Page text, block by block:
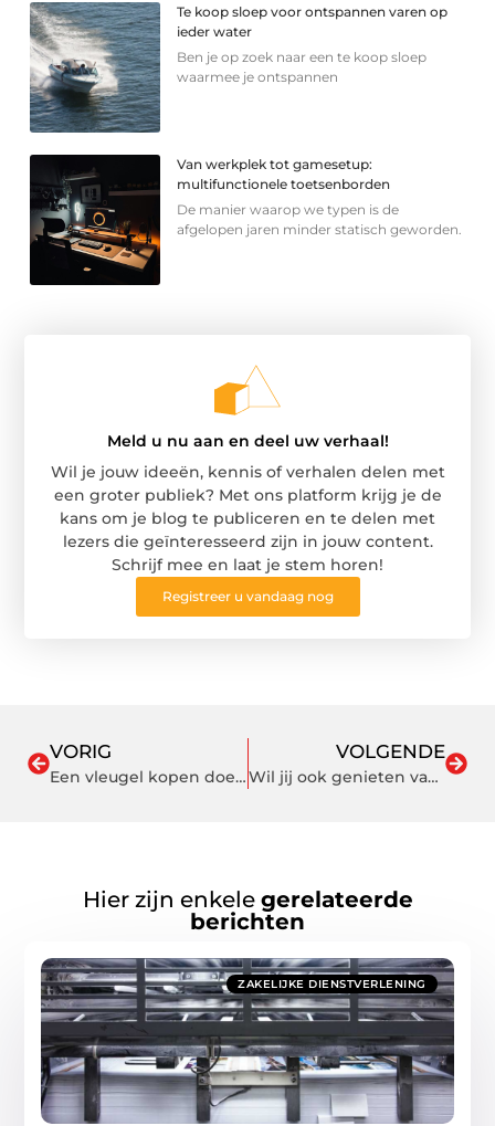
Te koop sloep voor ontspannen varen op
ieder water
Ben je op zoek naar een te koop sloep
waarmee je ontspannen
Van werkplek tot gamesetup:
multifunctionele toetsenborden
De manier waarop we typen is de
afgelopen jaren minder statisch geworden.
Meld u nu aan en deel uw verhaal!
Wil je jouw ideeën, kennis of verhalen delen met
een groter publiek? Met ons platform krijg je de
kans om je blog te publiceren en te delen met
lezers die geïnteresseerd zijn in jouw content.
Schrijf mee en laat je stem horen!
Registreer u vandaag nog
VORIG
Een vleugel kopen doet u bij deze specialist
VOLGENDE
Wil jij ook genieten van het beste internet bij je thuis? Maak dan online de vergelijking!
Hier zijn enkele gerelateerde
berichten
ZAKELIJKE DIENSTVERLENING